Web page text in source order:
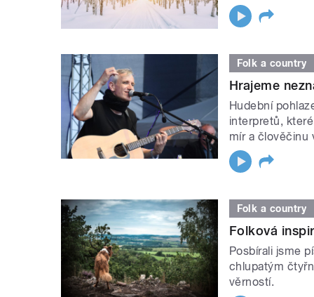
Folk a country
Hrajeme
Hudební
interpretů,
mír a člověčinu
Folk a country
Folková
Posbírali jsme
chlupatým
věrností.